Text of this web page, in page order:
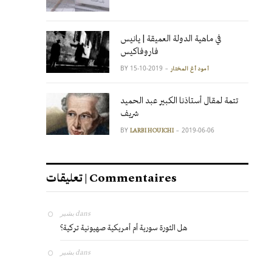
في ماهية الدولة العميقة | يانيس
فاروفاكيس
BY آمود أغ المختار 2019-10-15
تتمة لمقال أستاذنا الكبير عبد الحميد
شريف
BY LARBI HOUICHI 2019-06-06
تعليقات | Commentaires
بشير dans
هل الثورة سورية أم أمريكية صهيونية تركية؟
بشير dans